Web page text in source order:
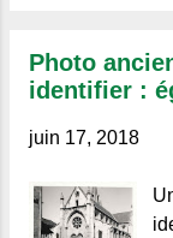
Photo
identifier :
juin 17, 2018